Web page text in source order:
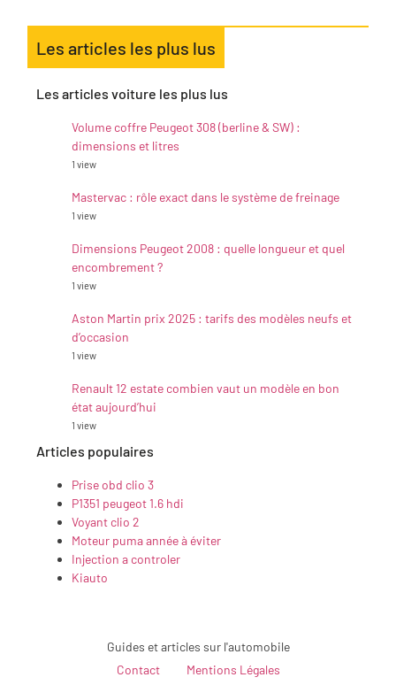
Les articles les plus lus
Les articles voiture les plus lus
Volume coffre Peugeot 308 (berline & SW) :
dimensions et litres
1 view
Mastervac : rôle exact dans le système de freinage
1 view
Dimensions Peugeot 2008 : quelle longueur et quel
encombrement ?
1 view
Aston Martin prix 2025 : tarifs des modèles neufs et
d’occasion
1 view
Renault 12 estate combien vaut un modèle en bon
état aujourd’hui
1 view
Articles populaires
Prise obd clio 3
P1351 peugeot 1.6 hdi
Voyant clio 2
Moteur puma année à éviter
Injection a controler
Kiauto
Guides et articles sur l'automobile
Contact
Mentions Légales